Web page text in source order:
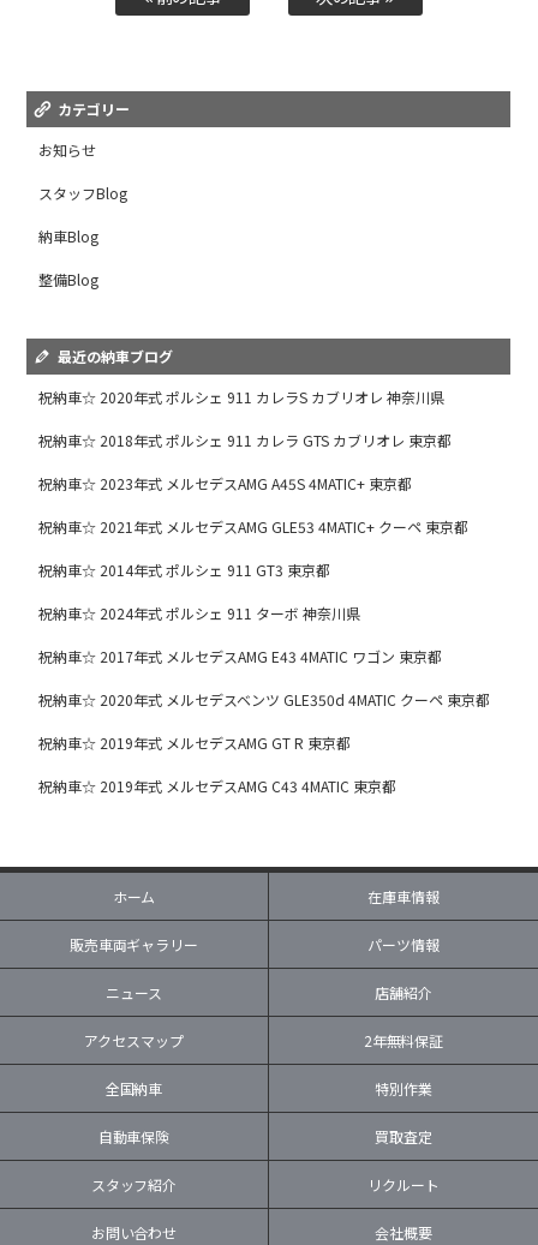
カテゴリー
お知らせ
スタッフBlog
納車Blog
整備Blog
最近の納車ブログ
祝納車☆ 2020年式 ポルシェ 911 カレラS カブリオレ 神奈川県
祝納車☆ 2018年式 ポルシェ 911 カレラ GTS カブリオレ 東京都
祝納車☆ 2023年式 メルセデスAMG A45S 4MATIC+ 東京都
祝納車☆ 2021年式 メルセデスAMG GLE53 4MATIC+ クーペ 東京都
祝納車☆ 2014年式 ポルシェ 911 GT3 東京都
祝納車☆ 2024年式 ポルシェ 911 ターボ 神奈川県
祝納車☆ 2017年式 メルセデスAMG E43 4MATIC ワゴン 東京都
祝納車☆ 2020年式 メルセデスベンツ GLE350d 4MATIC クーペ 東京都
祝納車☆ 2019年式 メルセデスAMG GT R 東京都
祝納車☆ 2019年式 メルセデスAMG C43 4MATIC 東京都
ホーム 在庫車情報
販売車両ギャラリー パーツ情報
ニュース 店舗紹介
アクセスマップ 2年無料保証
全国納車 特別作業
自動車保険 買取査定
スタッフ紹介 リクルート
お問い合わせ 会社概要